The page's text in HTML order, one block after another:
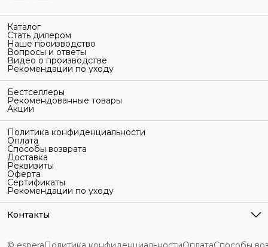
Каталог
Стать дилером
Наше производство
Вопросы и ответы
Видео о производстве
Рекомендации по уходу
Бестселлеры
Рекомендованные товары
Акции
Политика конфиденциальности
Оплата
Способы возврата
Доставка
Реквизиты
Оферта
Сертификаты
Рекомендации по уходу
Контакты